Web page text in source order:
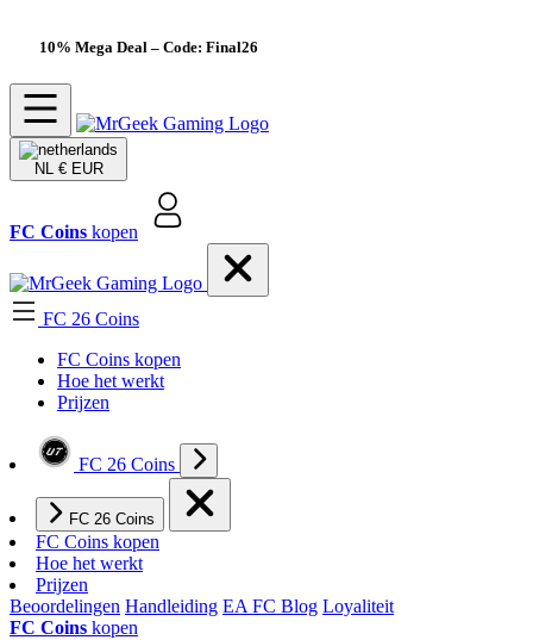
10% Mega Deal – Code: Final26
NL € EUR
FC Coins kopen
FC 26 Coins
FC Coins kopen
Hoe het werkt
Prijzen
FC 26 Coins
FC 26 Coins
FC Coins kopen
Hoe het werkt
Prijzen
Beoordelingen Handleiding EA FC Blog Loyaliteit
FC Coins kopen